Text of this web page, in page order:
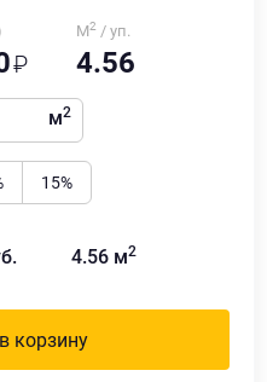
М2 / уп.
4.56
м2
15%
4.56м2
корзину